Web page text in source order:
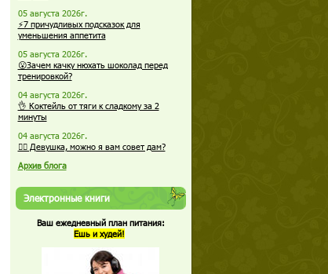
05 августа 2026г.
⚡7 причудливых подсказок для
уменьшения аппетита
05 августа 2026г.
😮Зачем качку нюхать шоколад перед
тренировкой?
04 августа 2026г.
👌 Коктейль от тяги к сладкому за 2
минуты
04 августа 2026г.
🏋️‍♀️ Девушка, можно я вам совет дам?
Архив блога
Электронные книги
Ваш ежедневный план питания:
Ешь и худей!